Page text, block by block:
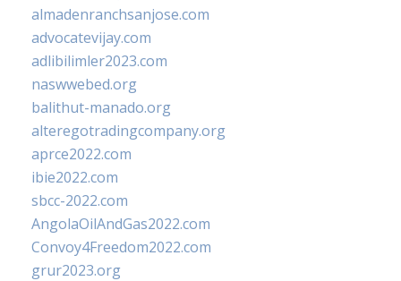
almadenranchsanjose.com
advocatevijay.com
adlibilimler2023.com
naswwebed.org
balithut-manado.org
alteregotradingcompany.org
aprce2022.com
ibie2022.com
sbcc-2022.com
AngolaOilAndGas2022.com
Convoy4Freedom2022.com
grur2023.org